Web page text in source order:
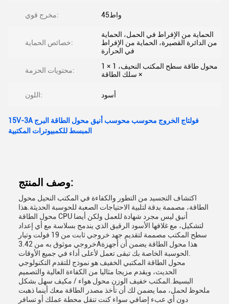
مخرج قوي: 45واط
خصائص الحماية:
الحماية من الإفراط في الحمل، الحماية
من الدائرة القصيرة، الحماية من الإفراط
في الحرارة
محتويات الحزمة:
1 × محول طاقة سطح المكتب النحيف، 1
× سلك الطاقة
اللون: أسود
15V-3A فولتاج الخروج محوسب محوسب أنيق محول الطاقة البرج
المبسط للكمبيوترات المكتبية
وصف المنتج:
اكتشاف التجسيد من التطور والكفاءة في المكتب النحيل محول
الطاقة، مصممة بدقة لتلبية الاحتياجات الصعبة للحوسبة الحديثة.هذا
محول الطاقة CPU أنيق ليس مجرد شهادة للعمل ولكن أيضا
لتشكيل، مع غلافها الأسود الرقيق الذي يندمج بسلاسة مع أي إعداد
سطح المكتب مصممة لتقديم جهد خروجي ثابت من 19 فولت وتيار
خروجي موثوق به من 3.42Aهذا محول الطاقة يضمن أن أجهزة
محول الطاقة المكتبي الخفيف هو نموذج للتقدم التكنولوجي
الحديث، ويقدم مزيجا مثاليا من الكفاءة العالية والتصميم
البسيط.المكتب خفيف الوزن محول هواء / مكيف سهل بشكل
ملحوظ لحمل، مما يضمن لك أن تأخذ مصدر الطاقة معك أينما ذهبت
دون أي عبء إضافي سواء كنت تنقل محطة عملك أو تسافر